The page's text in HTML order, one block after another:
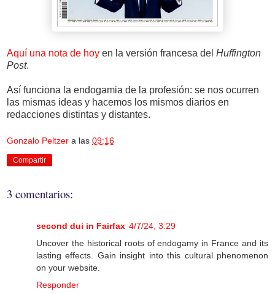
Aquí una nota de hoy en la versión francesa del Huffington
Post.
Así funciona la endogamia de la profesión: se nos ocurren
las mismas ideas y hacemos los mismos diarios en
redacciones distintas y distantes.
Gonzalo Peltzer a las 09:16
Compartir
3 comentarios:
second dui in Fairfax 4/7/24, 3:29
Uncover the historical roots of endogamy in France and its
lasting effects. Gain insight into this cultural phenomenon
on your website.
Responder